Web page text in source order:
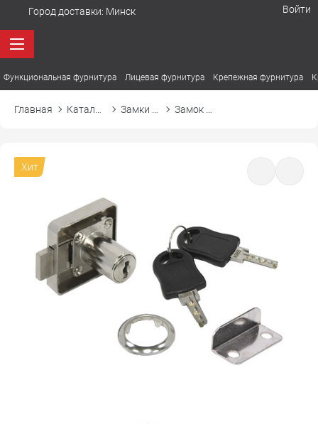
Город доставки: Минск Войти
Функциональная фурнитура Лицевая фурнитура Крепежная фурнитура
Главная
Хит